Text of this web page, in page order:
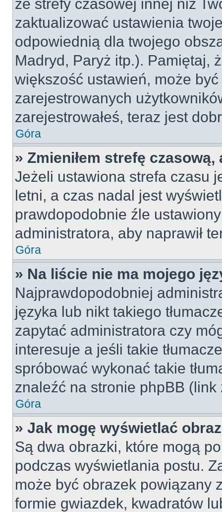
ze strefy czasowej innej niż
zaktualizować ustawienia
odpowiednią dla twojego
Madryd, Paryż itp.). Pamiętaj,
większość ustawień, może
zarejestrowanych
zarejestrowałeś, teraz jest
Góra
» Zmieniłem strefę
Jeżeli ustawiona strefa czasu
letni, a czas nadal jest
prawdopodobnie źle
administratora, aby naprawił
Góra
» Na liście nie ma mojego
Najprawdopodobniej
języka lub nikt takiego
zapytać administratora czy
interesuje a jeśli takie
spróbować wykonać takie
znaleźć na stronie phpBB
Góra
» Jak mogę wyświetlać
Są dwa obrazki, które mogą
podczas wyświetlania postu.
może być obrazek powiązany
formie gwiazdek, kwadratów